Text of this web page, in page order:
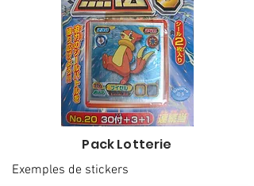
Pack Lotterie
Exemples de stickers